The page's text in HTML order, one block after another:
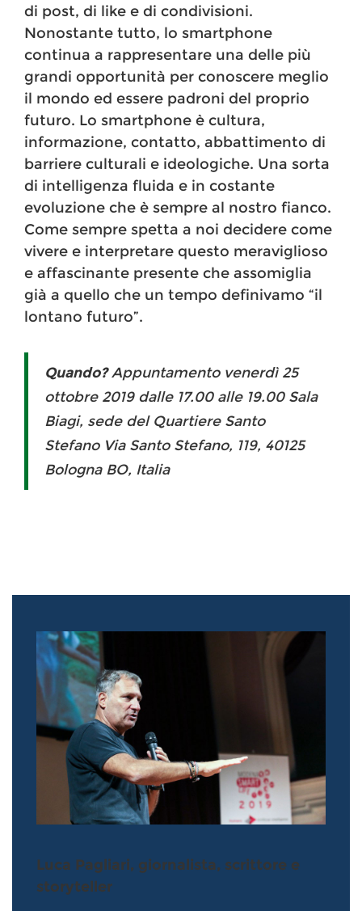
di post, di like e di condivisioni.
Nonostante tutto, lo smartphone
continua a rappresentare una delle più
grandi opportunità per conoscere meglio
il mondo ed essere padroni del proprio
futuro. Lo smartphone è cultura,
informazione, contatto, abbattimento di
barriere culturali e ideologiche. Una sorta
di intelligenza fluida e in costante
evoluzione che è sempre al nostro fianco.
Come sempre spetta a noi decidere come
vivere e interpretare questo meraviglioso
e affascinante presente che assomiglia
già a quello che un tempo definivamo “il
lontano futuro”.
Quando?Appuntamento venerdì 25
ottobre 2019 dalle 17.00 alle 19.00 Sala
Biagi, sede del Quartiere Santo
Stefano Via Santo Stefano, 119, 40125
Bologna BO, Italia
Luca Pagliari, giornalista, scrittore e
storyteller